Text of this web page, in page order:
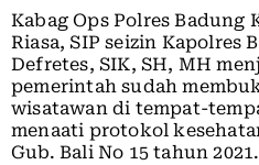
Kabag Ops Polres Badung
Riasa, SIP seizin Kapolres
Defretes, SIK, SH, MH
pemerintah sudah
wisatawan di tempat-
menaati protokol
Gub. Bali No 15 tahun 2021.